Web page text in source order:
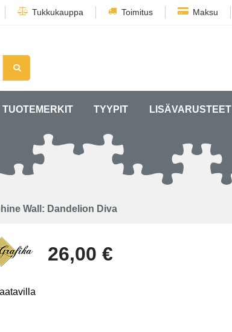
Tukkukauppa Toimitus Maksu
TUOTEMERKIT TYYPIT LISÄVARUSTEET
Wall: Dandelion Diva
26,00 €